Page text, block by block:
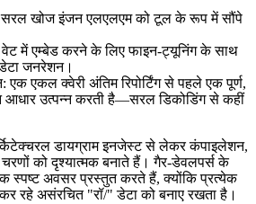
खोज इंजन एलएलएम को टूल के रूप में सौंपे
वेट में एम्बेड करने के लिए फाइन-ट्यूनिंग के साथ
जनरेशन।
एक एकल क्वेरी अंतिम रिपोर्टिंग से पहले एक पूर्ण,
आधार उत्पन्न करती है—सरल डिकोडिंग से कहीं
डायग्राम इनजेस्ट से लेकर कंपाइलेशन,
को दृश्यात्मक बनाते हैं। गैर-डेवलपर्स के
स्पष्ट अवसर प्रस्तुत करते हैं, क्योंकि प्रत्येक
रहे असंरचित "रॉ/" डेटा को बनाए रखता है।